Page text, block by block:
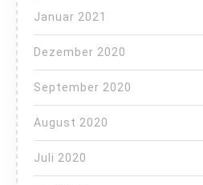
Januar 2021
Dezember 2020
September 2020
August 2020
Juli 2020